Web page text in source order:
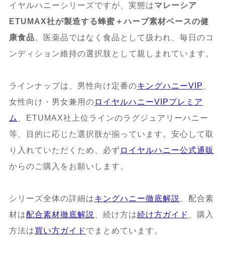
イヤルハニーシリーズですが、実態はマレーシア
ETUMAX社が製造する蜂蜜＋ハーブ素材ベースの健
康食品。医薬品ではなく食品として扱われ、毎日のコ
ンディション維持の選択肢として親しまれています。
ラインナップは、男性向け定番のキングハニーVIP
女性向け・男女兼用の ロイヤルハニーVIPプレミア
ム
、ETUMAX社上位ラインのラグジュアリーハニー
等、目的に応じた選択肢が揃っています。安心して取
り入れていただくため、必ず ロイヤルハニー公式通販
からのご購入をお願いします。
シリーズ全体の詳細はキングハニー徹底解説
、配合素
材は配合素材徹底解説 、続け方は続け方ガイド
、購入
方法は買い方ガイド でまとめています。